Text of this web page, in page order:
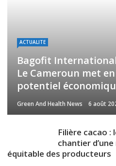
ACTUALITE
Bagofit
Le Cameroun met
potentiel
Green And Health News 6 août
Filière cacao :
chantier
équitable des producteurs